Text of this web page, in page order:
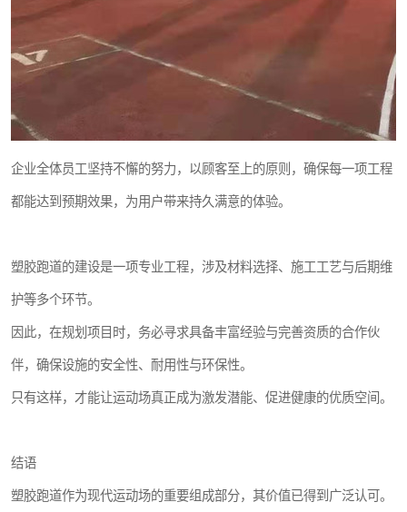
企业全体员工坚持不懈的努力，以顾客至上的原则，确保每一项工程
都能达到预期效果，为用户带来持久满意的体验。
塑胶跑道的建设是一项专业工程，涉及材料选择、施工工艺与后期维
护等多个环节。
因此，在规划项目时，务必寻求具备丰富经验与完善资质的合作伙
伴，确保设施的安全性、耐用性与环保性。
只有这样，才能让运动场真正成为激发潜能、促进健康的优质空间。
结语
塑胶跑道作为现代运动场的重要组成部分，其价值已得到广泛认可。